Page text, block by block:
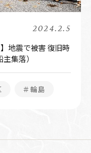
2024.2.5
地震で被害 復旧時
集落）
＃輪島